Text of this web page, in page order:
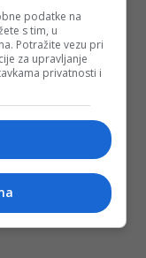
podatke na
s tim, u
Potražite vezu pri
za upravljanje
privatnosti i